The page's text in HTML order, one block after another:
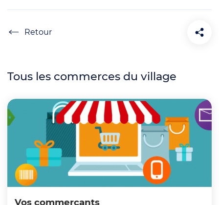
Accueil
Tous les commerces du village
Vos commerçants